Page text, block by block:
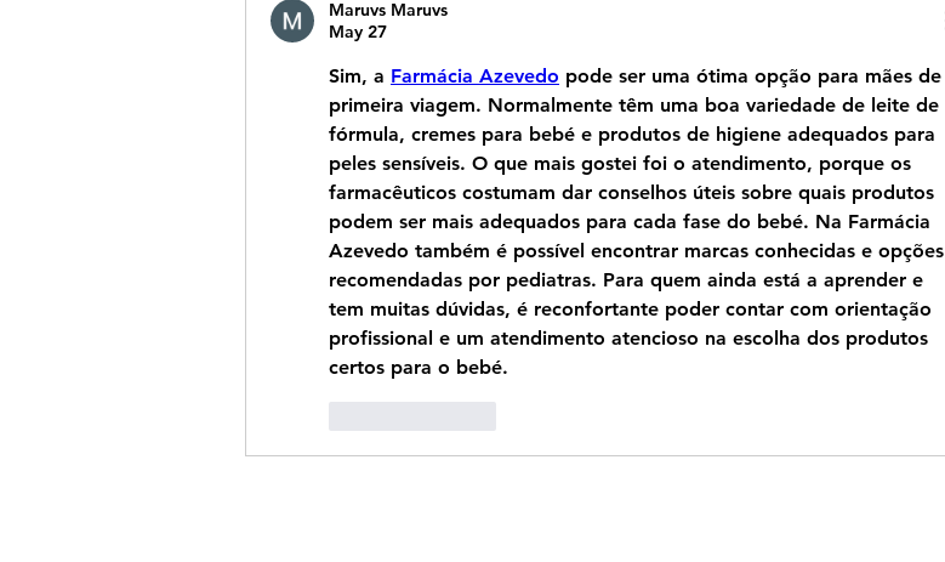
Maruvs Maruvs
May 27
Sim, a Farmácia Azevedo pode ser uma ótima opção para mães de
primeira viagem. Normalmente têm uma boa variedade de leite de
fórmula, cremes para bebé e produtos de higiene adequados para
peles sensíveis. O que mais gostei foi o atendimento, porque os
farmacêuticos costumam dar conselhos úteis sobre quais produtos
podem ser mais adequados para cada fase do bebé. Na Farmácia
Azevedo também é possível encontrar marcas conhecidas e opções
recomendadas por pediatras. Para quem ainda está a aprender e
tem muitas dúvidas, é reconfortante poder contar com orientação
profissional e um atendimento atencioso na escolha dos produtos
certos para o bebé.